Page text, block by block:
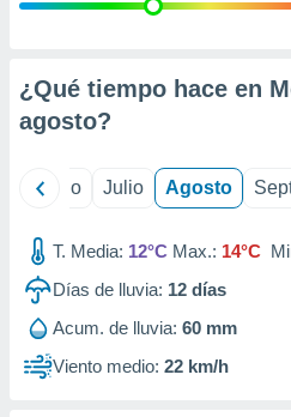
e
mediante
de
1199
¿Qué tiempo hace en
agosto?
Junio Julio Agosto
T. Media: 12°C Max.: 14°C
Días de lluvia: 12 días
Acum. de lluvia: 60 mm
Viento medio: 22 km/h